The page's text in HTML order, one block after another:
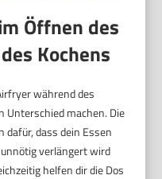
Öffnen des
Kochens
während des
Unterschied machen. Die
dass dein Essen
verlängert wird
helfen dir die Dos